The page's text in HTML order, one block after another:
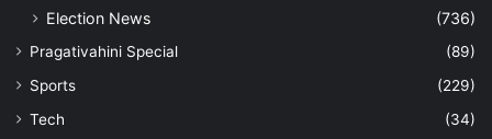
Election News (736)
Pragativahini Special
(89)
Sports
(229)
Tech
(34)